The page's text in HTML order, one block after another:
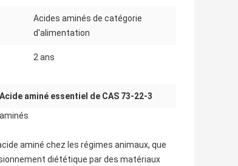
Acides aminés de catégorie
d'alimentation
2 ans
Acide aminé essentiel de CAS 73-22-3
aminé chez les régimes animaux, que
diététique par des matériaux